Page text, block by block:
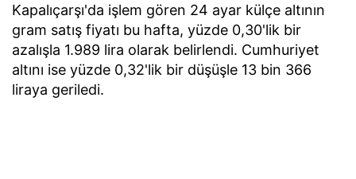
Kapalıçarşı'da işlem gören 24 ayar külçe altının
gram satış fiyatı bu hafta, yüzde 0,30'lik bir
azalışla 1.989 lira olarak belirlendi. Cumhuriyet
altını ise yüzde 0,32'lik bir düşüşle 13 bin 366
liraya geriledi.